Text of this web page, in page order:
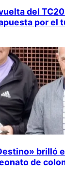
del
por el
brilló
de